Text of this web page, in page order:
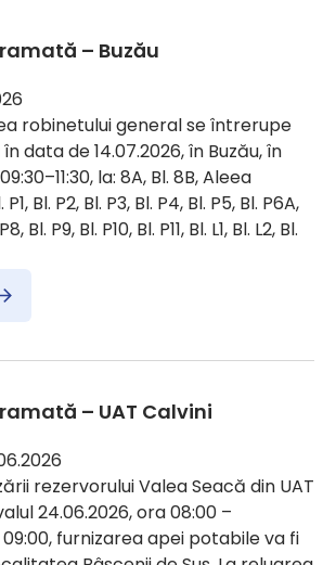
– Buzău
robinetului general se întrerupe
data de 14.07.2026, în Buzău, în
la: 8A, Bl. 8B, Aleea
Bl. P2, Bl. P3, Bl. P4, Bl. P5, Bl. P6A,
Bl. P9, Bl. P10, Bl. P11, Bl. L1, Bl. L2, Bl.
– UAT Calvini
rezervorului Valea Seacă din UAT
24.06.2026, ora 08:00 –
09:00, furnizarea apei potabile va fi